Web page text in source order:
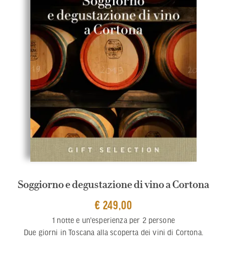
Soggiorno e degustazione di vino a Cortona
€ 249,00
1 notte e un'esperienza per 2 persone
Due giorni in Toscana alla scoperta dei vini di Cortona.